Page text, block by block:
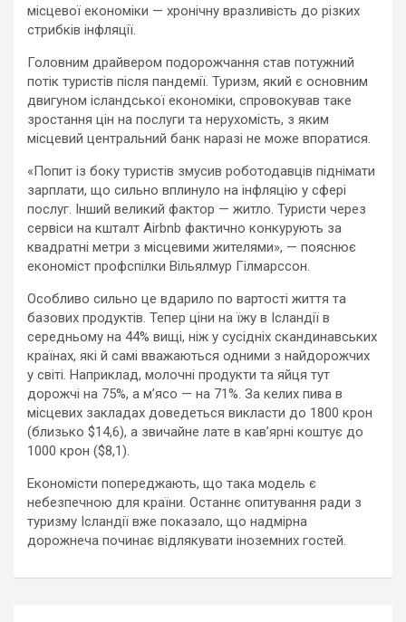
місцевої економіки — хронічну вразливість до різких
стрибків інфляції.
Головним драйвером подорожчання став потужний
потік туристів після пандемії. Туризм, який є основним
двигуном ісландської економіки, спровокував таке
зростання цін на послуги та нерухомість, з яким
місцевий центральний банк наразі не може впоратися.
«Попит із боку туристів змусив роботодавців піднімати
зарплати, що сильно вплинуло на інфляцію у сфері
послуг. Інший великий фактор — житло. Туристи через
сервіси на кшталт Airbnb фактично конкурують за
квадратні метри з місцевими жителями», — пояснює
економіст профспілки Вільялмур Гілмарссон.
Особливо сильно це вдарило по вартості життя та
базових продуктів. Тепер ціни на їжу в Ісландії в
середньому на 44% вищі, ніж у сусідніх скандинавських
країнах, які й самі вважаються одними з найдорожчих
у світі. Наприклад, молочні продукти та яйця тут
дорожчі на 75%, а м’ясо — на 71%. За келих пива в
місцевих закладах доведеться викласти до 1800 крон
(близько $14,6), а звичайне лате в кав’ярні коштує до
1000 крон ($8,1).
Економісти попереджають, що така модель є
небезпечною для країни. Останнє опитування ради з
туризму Ісландії вже показало, що надмірна
дорожнеча починає відлякувати іноземних гостей.